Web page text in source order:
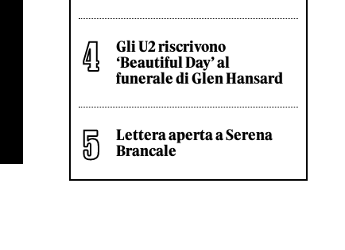
Gli U2 riscrivono
‘Beautiful Day’ al
funerale di Glen Hansard
Lettera aperta a Serena
Brancale